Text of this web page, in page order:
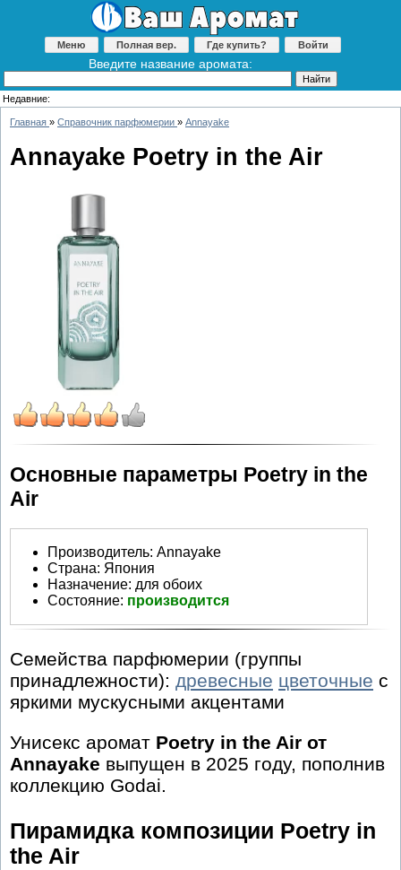
Меню Полная вер. Где купить? Войти
Введите название аромата:
Недавние:
Главная » Справочник парфюмерии » Annayake
Annayake Poetry in the Air
Основные параметры Poetry in the
Air
Производитель: Annayake
Страна: Япония
Назначение: для обоих
Состояние: производится
Семейства парфюмерии (группы
принадлежности): древесные цветочные с
яркими мускусными акцентами
Унисекс аромат Poetry in the Air от
Annayake выпущен в 2025 году, пополнив
коллекцию Godai.
Пирамидка композиции Poetry in
the Air